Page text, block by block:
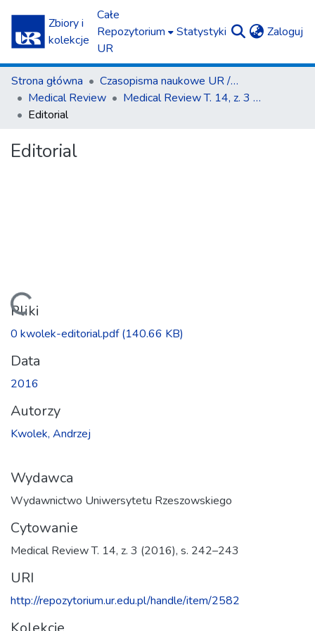
Zbiory i
kolekcje
Całe
Repozytorium
UR
Statystyki Zaloguj
Strona główna
Czasopisma naukowe UR / Scientific Journals
Medical Review
Medical Review T. 14, z. 3 (2016)
Editorial
Editorial
Ładowanie...
Pliki
0 kwolek-editorial.pdf(140.66 KB)
Data
2016
Autorzy
Kwolek, Andrzej
Wydawca
Wydawnictwo Uniwersytetu Rzeszowskiego
Cytowanie
Medical Review T. 14, z. 3 (2016), s. 242–243
URI
http://repozytorium.ur.edu.pl/handle/item/2582